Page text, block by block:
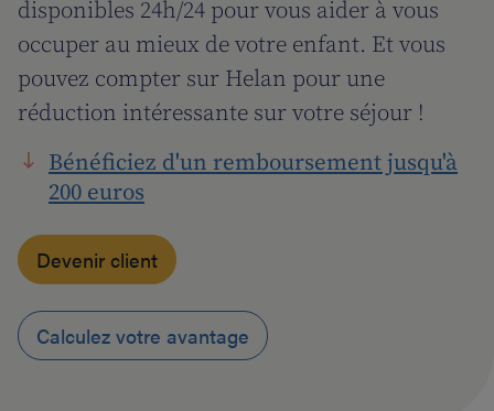
disponibles 24h/24 pour vous aider à vous
occuper au mieux de votre enfant. Et vous
pouvez compter sur Helan pour une
réduction intéressante sur votre séjour !
Bénéficiez d'un remboursement jusqu'à
200 euros
Devenir client
Calculez votre avantage